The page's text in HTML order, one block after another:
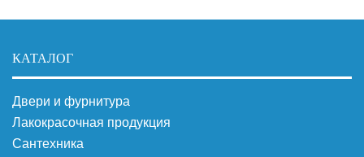
КАТАЛОГ
Двери и фурнитура
Лакокрасочная продукция
Сантехника